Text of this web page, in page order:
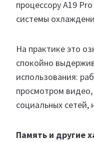
процессору A19
системы
На практике это
спокойно
использования:
просмотром
социальных сетей,
Память и другие